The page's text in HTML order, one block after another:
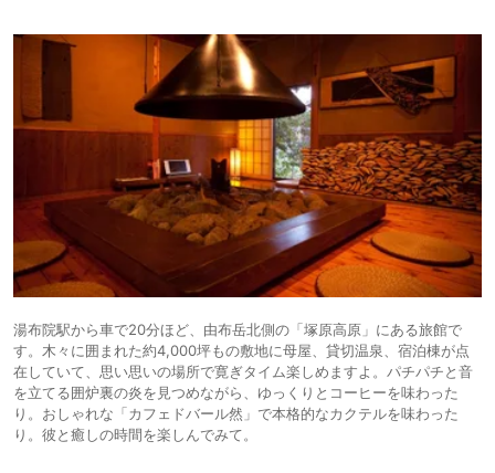
湯布院駅から車で20分ほど、由布岳北側の「塚原高原」にある旅館で
す。木々に囲まれた約4,000坪もの敷地に母屋、貸切温泉、宿泊棟が点
在していて、思い思いの場所で寛ぎタイム楽しめますよ。パチパチと音
を立てる囲炉裏の炎を見つめながら、ゆっくりとコーヒーを味わった
り。おしゃれな「カフェドバール然」で本格的なカクテルを味わった
り。彼と癒しの時間を楽しんでみて。